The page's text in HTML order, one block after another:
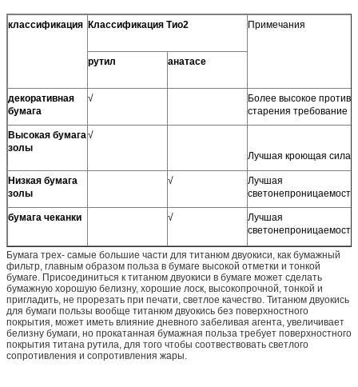
классификация Классификация Тио2 Примечания
рутил анатасе
декоративная
бумага
√
Более высокое против
старения требование
Высокая бумага
золы
√
Лучшая кроющая сила
Низкая бумага
золы
√
Лучшая
светонепроницаемость
бумага чеканки √
Лучшая
светонепроницаемость
Бумага трех- самые большие части для титанюм двуокиси, как бумажный
фильтр, главным образом польза в бумаге высокой отметки и тонкой
бумаге. Присоединиться к титанюм двуокиси в бумаге может сделать
бумажную хорошую белизну, хорошие лоск, высокопрочной, тонкой и
пригладить, не прорезать при печати, светлое качество. Титанюм двуокись
для бумаги пользы вообще титанюм двуокись без поверхностного
покрытия, может иметь влияние дневного забеливая агента, увеличивает
белизну бумаги, но прокатанная бумажная польза требует поверхностного
покрытия титана рутила, для того чтобы соотвествовать светлого
сопротивления и сопротивления жары.